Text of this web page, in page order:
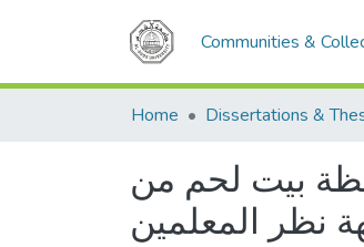
Communities &
Home
بيت لحم من
نظر المعلمين